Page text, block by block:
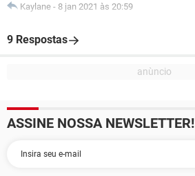
Kaylane - 8 jan 2021 às 20:59
9 Respostas
ASSINE NOSSA NEWSLETTER!